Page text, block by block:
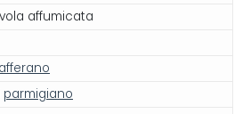
affumicata
parmigiano